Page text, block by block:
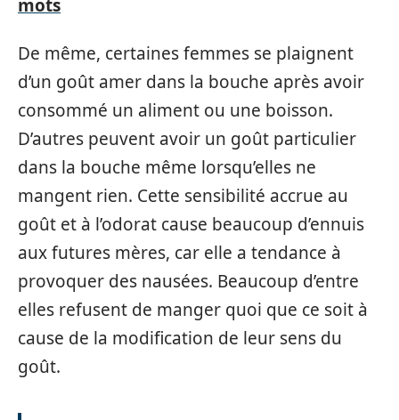
mots
De même, certaines femmes se plaignent
d’un goût amer dans la bouche après avoir
consommé un aliment ou une boisson.
D’autres peuvent avoir un goût particulier
dans la bouche même lorsqu’elles ne
mangent rien. Cette sensibilité accrue au
goût et à l’odorat cause beaucoup d’ennuis
aux futures mères, car elle a tendance à
provoquer des nausées. Beaucoup d’entre
elles refusent de manger quoi que ce soit à
cause de la modification de leur sens du
goût.